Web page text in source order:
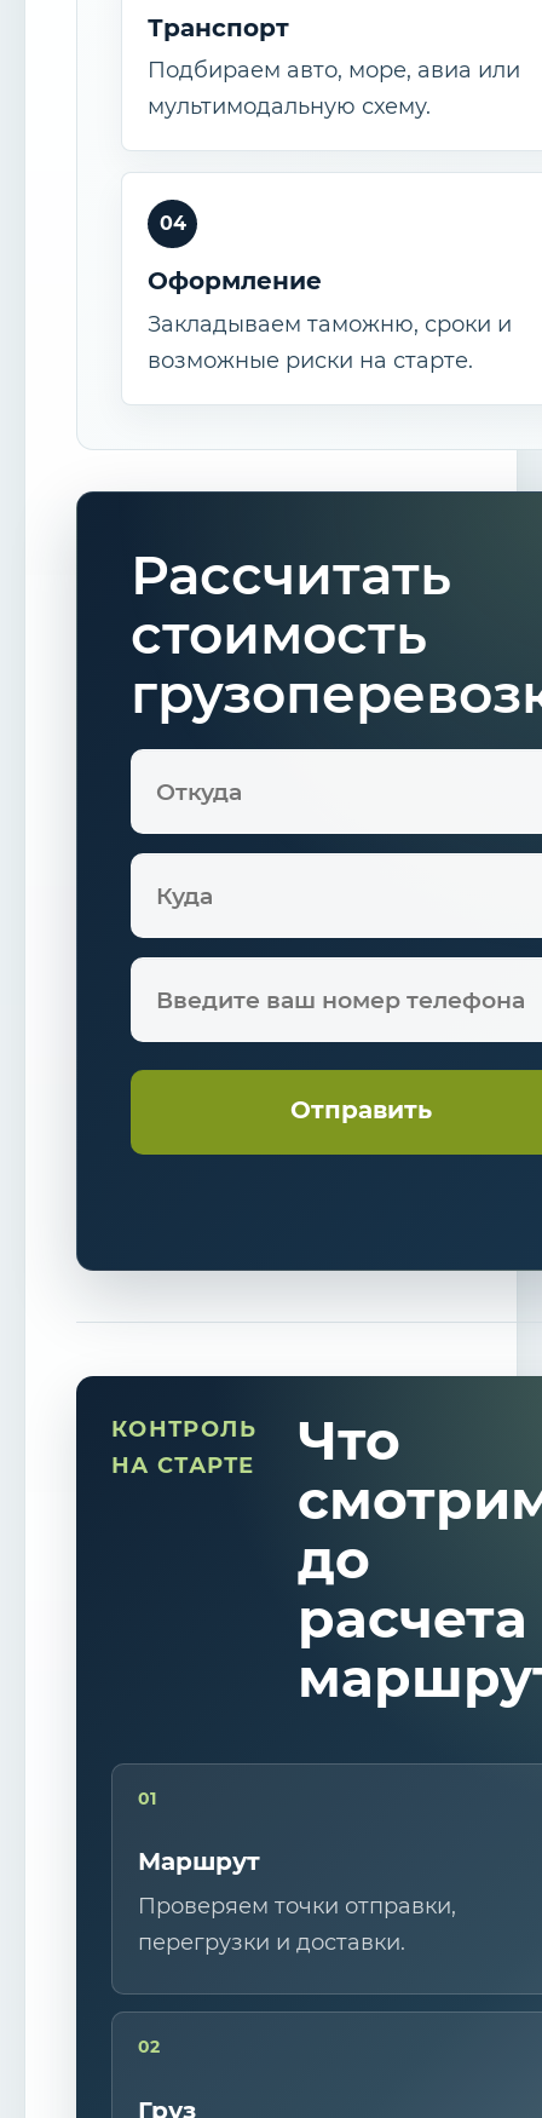
Транспорт
Подбираем авто, море, авиа или
мультимодальную схему.
04
Оформление
Закладываем таможню, сроки и
возможные риски на старте.
Рассчитать
стоимость
КОНТРОЛЬ
НА СТАРТЕ
Что
до
расчета
01
Маршрут
Проверяем точки отправки,
перегрузки и доставки.
02
Груз